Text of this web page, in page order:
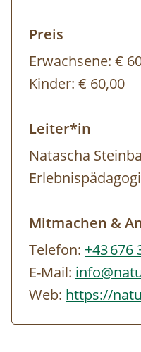
Preis
Erwachsene: €
Kinder: € 60,00
Leiter*in
Natascha
Mitmachen &
Telefon: +43 676
E-Mail:
Web: https://